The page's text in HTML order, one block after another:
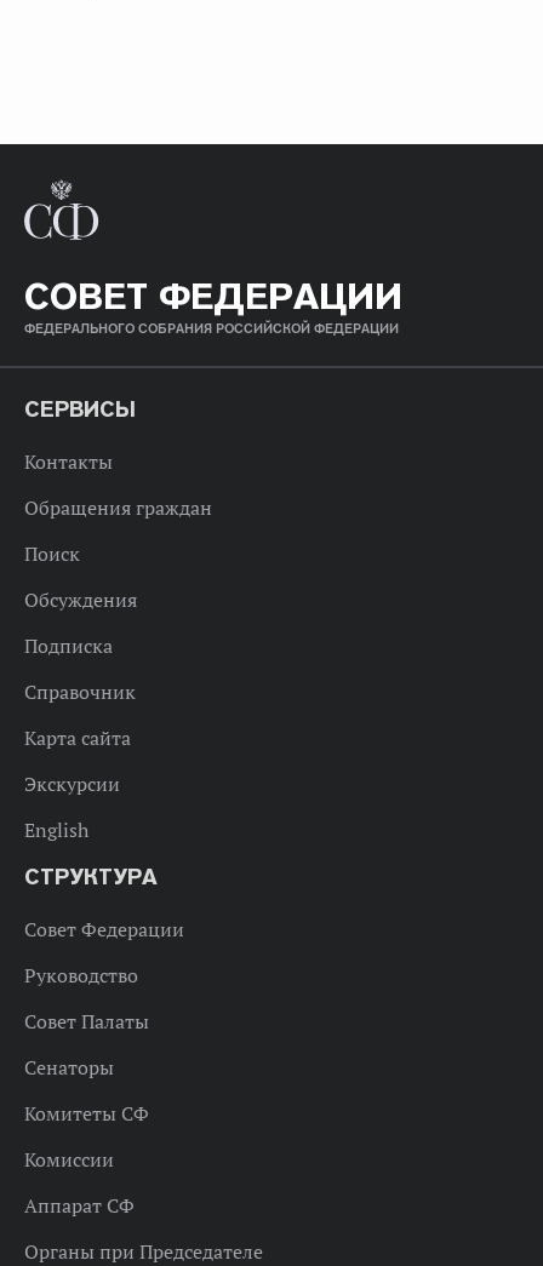
СОВЕТ ФЕДЕРАЦИИ
ФЕДЕРАЛЬНОГО СОБРАНИЯ РОССИЙСКОЙ ФЕДЕРАЦИИ
СЕРВИСЫ
Контакты
Обращения граждан
Поиск
Обсуждения
Подписка
Справочник
Карта сайта
Экскурсии
English
СТРУКТУРА
Совет Федерации
Руководство
Совет Палаты
Сенаторы
Комитеты СФ
Комиссии
Аппарат СФ
Органы при Председателе